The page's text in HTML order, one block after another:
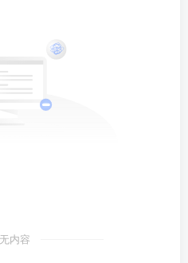
内容